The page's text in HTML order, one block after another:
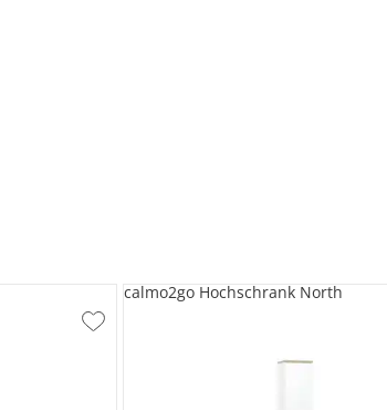
calmo2go Hochschrank North